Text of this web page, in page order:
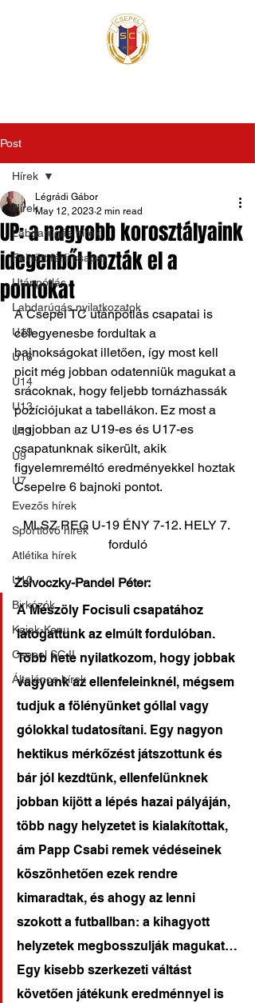
Post
Hírek
Labdarúgás hírek
Felnőtt férfi csapat
Utánpótlás
Labdarúgás nyilatkozatok
U19
U16
U14
U13
U11
U9
U7
Evezős hírek
Sportlövő hírek
Atlétika hírek
U10
Birkózók
Kajak-Kenu
Csepel SC II
Általános hírek
Hírek
UP: a nagyobb korosztályaink
idegenből hozták el a
pontokat
Légrádi Gábor
May 12, 2023 2 min read
A Csepel TC utánpótlás csapatai is
célegyenesbe fordultak a
bajnokságokat illetően, így most kell
picit még jobban odatenniük magukat a
srácoknak, hogy feljebb tornázhassák
pozíciójukat a tabellákon. Ez most a
legjobban az U19-es és U17-es
csapatunknak sikerült, akik
figyelemreméltó eredményekkel hoztak
Csepelre 6 bajnoki pontot.
MLSZ REG U-19 ÉNY 7-12. HELY 7.
forduló
Zsivoczky-Pandel Péter:
A Mészöly Focisuli csapatához
látogattunk az elmúlt fordulóban.
Több hete nyilatkozom, hogy jobbak
vagyunk az ellenfeleinknél, mégsem
tudjuk a fölényünket góllal vagy
gólokkal tudatosítani. Egy nagyon
hektikus mérkőzést játszottunk és
bár jól kezdtünk, ellenfelünknek
jobban kijött a lépés hazai pályáján,
több nagy helyzetet is kialakítottak,
ám Papp Csabi remek védéseinek
köszönhetően ezek rendre
kimaradtak, és ahogy az lenni
szokott a futballban: a kihagyott
helyzetek megbosszulják magukat…
Egy kisebb szerkezeti váltást
követően játékunk eredménnyel is